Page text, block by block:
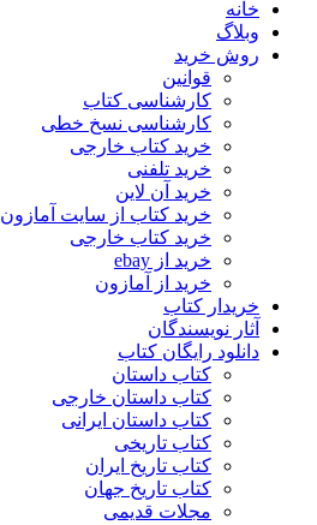
خانه
وبلاگ
روش خرید
قوانین
کارشناسی کتاب
کارشناسی نسخ خطی
خرید کتاب خارجی
خرید تلفنی
خرید آن لاین
خرید کتاب از سایت آمازون
خرید کتاب خارجی
خرید از ebay
خرید از آمازون
خریدار کتاب
آثار نویسندگان
دانلود رایگان کتاب
کتاب داستان
کتاب داستان خارجی
کتاب داستان ایرانی
کتاب تاریخی
کتاب تاریخ ایران
کتاب تاریخ جهان
مجلات قدیمی